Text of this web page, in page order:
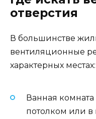
отверстия
В большинстве
вентиляционные
характерных местах:
Ванная
потолком или в